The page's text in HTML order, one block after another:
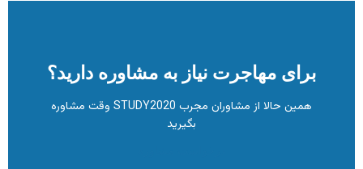
برای مهاجرت نیاز به مشاوره دارید؟
همین حالا از مشاوران مجرب STUDY2020 وقت مشاوره
بگیرید